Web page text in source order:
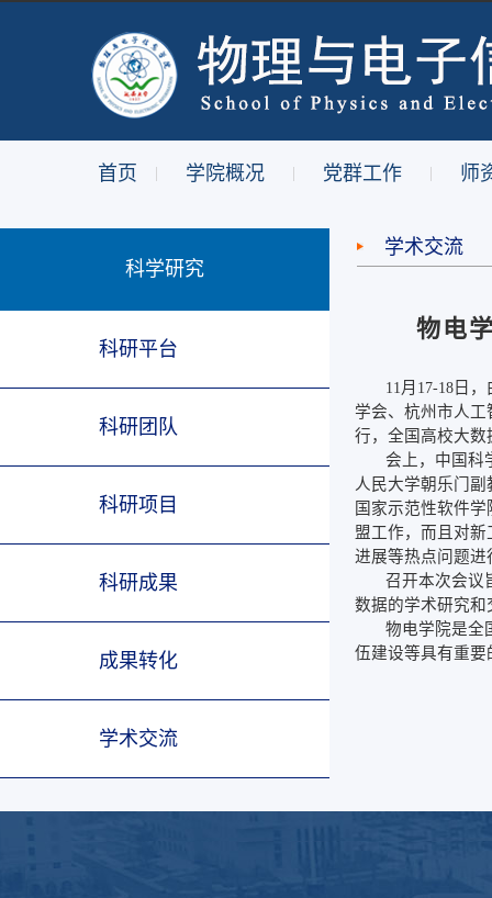
首页 | 学院概况 | 党群工作 | 师
科学研究
科研平台
科研团队
科研项目
科研成果
成果转化
学术交流
学术交流
物电
11 月 17-18日，
学会、杭州市人
行，全国高校大
会上，中国科
人民大学朝乐门
国家示范性软件
盟工作，而且对
进展等热点问题进
召开本次会议
数据的学术研究
物电学院是全
伍建设等具有重要